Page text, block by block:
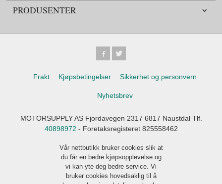
PRODUSENTER
Frakt Kjøpsbetingelser Sikkerhet og personvern
Nyhetsbrev
MOTORSUPPLY AS Fjordavegen 2317 6817 Naustdal Tlf.
40898972 - Foretaksregisteret 825558462
Vår nettbutikk bruker cookies slik at
du får en bedre kjøpsopplevelse og
vi kan yte deg bedre service. Vi
bruker cookies hovedsaklig til å